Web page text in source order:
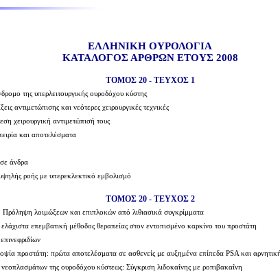
ΕΛΛΗΝΙΚΗ ΟΥΡΟΛΟΓΙΑ
ΚΑΤΑΛΟΓΟΣ ΑΡΘΡΩΝ ΕΤΟΥΣ 2008
ΤΟΜΟΣ 20 - ΤΕΥΧΟΣ 1
της υπερλειτουργικής ουροδόχου κύστης
αντιμετώπισης και νεότερες χειρουργικές τεχνικές
χειρουργική αντιμετώπισή τους
και αποτελέσματα
άνδρα
ροής με υπερεκλεκτικό εμβολισμό
ΤΟΜΟΣ 20 - ΤΕΥΧΟΣ 2
λοιμώξεων και επιπλοκών από λιθιασικά συγκρίμματα
επεμβατική μέθοδος θεραπείας στον εντοπισμένο καρκίνο του προστάτη
προστάτη: πρώτα αποτελέσματα σε ασθενείς με αυξημένα επίπεδα PSA και
της ουροδόχου κύστεως: Σύγκριση λιδοκαΐνης με ροπιβακαΐνη